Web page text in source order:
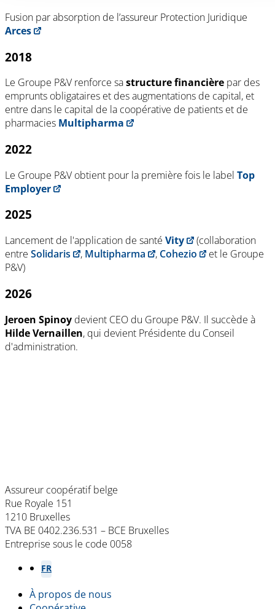
Fusion par absorption de l’assureur Protection Juridique
Arces
2018
Le Groupe P&V renforce sastructure financière par des
emprunts obligataires et des augmentations de capital, et
entre dans le capital de la coopérative de patients et de
pharmacies Multipharma
2022
Le Groupe P&V obtient pour la première fois le label Top
Employer
2025
Lancement de l'application de santé Vity
(collaboration
entre Solidaris , Multipharma , Cohezio
et le Groupe
P&V)
2026
Jeroen Spinoy devient CEO du Groupe P&V. Il succède à
Hilde Vernaillen, qui devient Présidente du Conseil
d'administration.
Assureur coopératif belge
Rue Royale 151
1210 Bruxelles
TVA BE 0402.236.531 – BCE Bruxelles
Entreprise sous le code 0058
NL FR
À propos de nous